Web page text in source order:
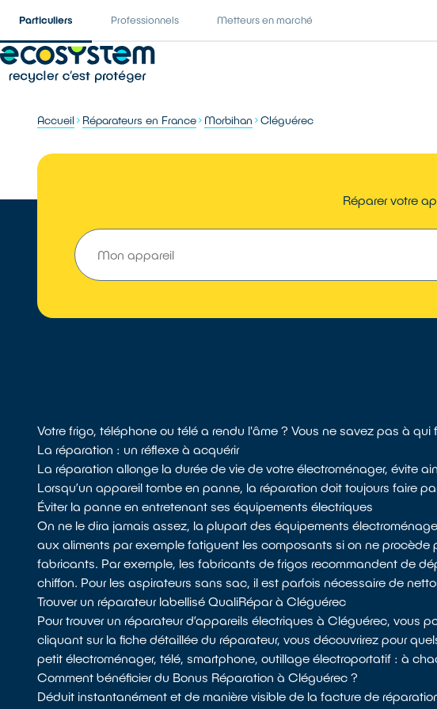
Particuliers Professionnels Metteurs en marché
Accueil Réparateurs en France Morbihan Cléguérec
Réparer votre
Votre frigo, téléphone ou télé a rendu l'âme ? Vous ne savez pas à
La réparation : un réflexe à acquérir
La réparation allonge la durée de vie de votre électroménager, évite
Lorsqu’un appareil tombe en panne, la réparation doit toujours faire
Éviter la panne en entretenant ses équipements électriques
On ne le dira jamais assez, la plupart des équipements
aux aliments par exemple fatiguent les composants si on ne
fabricants. Par exemple, les fabricants de frigos recommandent de
chiffon. Pour les aspirateurs sans sac, il est parfois nécessaire de
Trouver un réparateur labellisé QualiRépar à Cléguérec
Pour trouver un réparateur d’appareils électriques à Cléguérec, vous
cliquant sur la fiche détaillée du réparateur, vous découvrirez pour
petit électroménager, télé, smartphone, outillage électroportatif : à
Comment bénéficier du Bonus Réparation à Cléguérec ?
Déduit instantanément et de manière visible de la facture de